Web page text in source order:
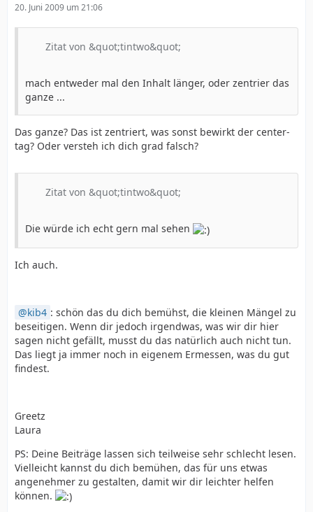
20. Juni 2009 um 21:06
Zitat von &quot;tintwo&quot;
mach entweder mal den Inhalt länger, oder zentrier das
ganze ...
Das ganze? Das ist zentriert, was sonst bewirkt der center-
tag? Oder versteh ich dich grad falsch?
Zitat von &quot;tintwo&quot;
Die würde ich echt gern mal sehen
Ich auch.
kib4 : schön das du dich bemühst, die kleinen Mängel zu
beseitigen. Wenn dir jedoch irgendwas, was wir dir hier
sagen nicht gefällt, musst du das natürlich auch nicht tun.
Das liegt ja immer noch in eigenem Ermessen, was du gut
findest.
Greetz
Laura
PS: Deine Beiträge lassen sich teilweise sehr schlecht lesen.
Vielleicht kannst du dich bemühen, das für uns etwas
angenehmer zu gestalten, damit wir dir leichter helfen
können.